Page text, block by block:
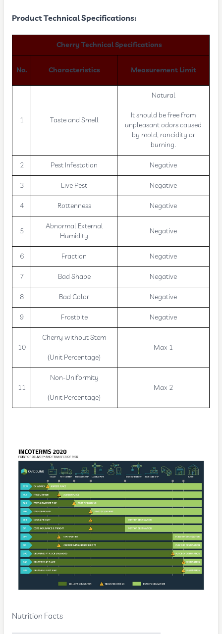
Product Technical Specifications:
Cherry Technical Specifications
No. Characteristics Measurement Limit
1 Taste and Smell
Natural
It should be free from
unpleasant odors caused
by mold, rancidity or
burning.
2 Pest Infestation Negative
3 Live Pest Negative
4 Rottenness Negative
5
Abnormal External
Humidity
Negative
6 Fraction Negative
7 Bad Shape Negative
8 Bad Color Negative
9 Frostbite Negative
10
Cherry without Stem
(Unit Percentage)
Max 1
11
Non-Uniformity
(Unit Percentage)
Max 2
Nutrition Facts